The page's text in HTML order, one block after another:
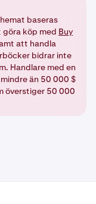
baseras
köp med Buy
att handla
bidrar inte
Handlare med en
än 50 000 $
överstiger 50 000